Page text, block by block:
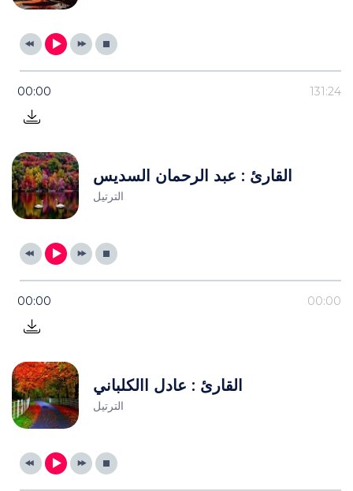
00:00 131:24
القارئ : عبد الرحمان السديس
الترتيل
00:00 00:00
القارئ : عادل االكلباني
الترتيل